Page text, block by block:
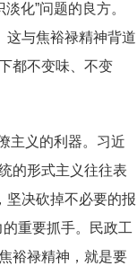
化”问题的良方。
这与焦裕禄精神背道
都不变味、不变
主义的利器。习近
的形式主义往往表
坚决砍掉不必要的报
重要抓手。民政工
裕禄精神，就是要